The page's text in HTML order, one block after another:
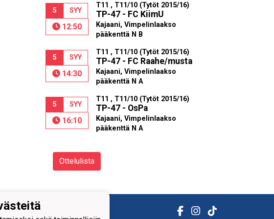
5 SYY
12:50
T11 , T11/10 (Tytöt 2015/16)
TP-47 - FC KiimU
Kajaani, Vimpelinlaakso
pääkenttä N B
5 SYY
14:30
T11 , T11/10 (Tytöt 2015/16)
TP-47 - FC Raahe/musta
Kajaani, Vimpelinlaakso
pääkenttä N A
5 SYY
16:10
T11 , T11/10 (Tytöt 2015/16)
TP-47 - OsPa
Kajaani, Vimpelinlaakso
pääkenttä N A
Ottelulista